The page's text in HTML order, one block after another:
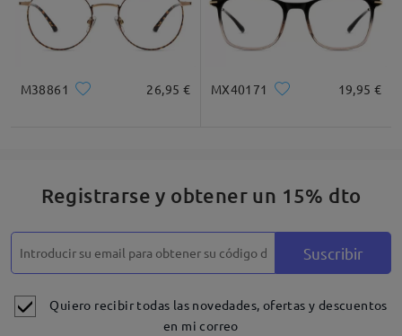
M38861 26,95 € MX40171 19,95 €
Registrarse y obtener un 15% dto
Suscribir
Quiero recibir todas las novedades, ofertas y descuentos
en mi correo